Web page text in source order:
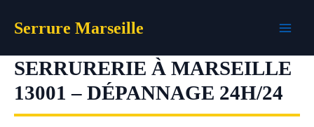
Serrure Marseille
SERRURERIE À MARSEILLE
13001 – DÉPANNAGE 24H/24